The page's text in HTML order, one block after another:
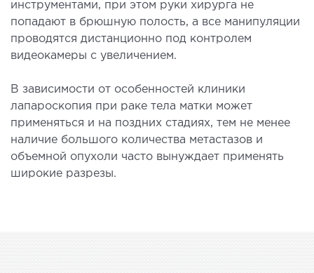
(Перевозка больных)
помощь в Киеве
сосудов
(ЭКГ)
инструментами, при этом руки хирурга не
попадают в брюшную полость, а все манипуляции
проводятся дистанционно под контролем
видеокамеры с увеличением.
В зависимости от особенностей клиники
лапароскопия при раке тела матки может
применяться и на поздних стадиях, тем не менее
наличие большого количества метастазов и
объемной опухоли часто вынуждает применять
широкие разрезы.